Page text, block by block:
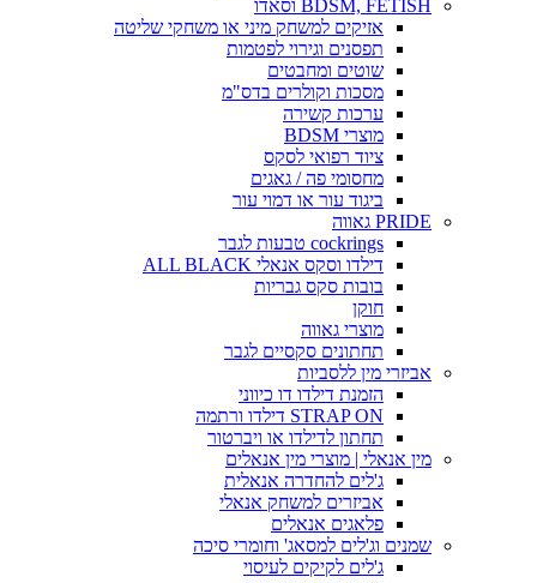
BDSM, FETISH וסאדו
אזיקים למשחק מיני או משחקי שליטה
תפסנים וגירוי לפטמות
שוטים ומחבטים
מסכות וקולרים בדס"מ
ערכות קשירה
מוצרי BDSM
ציוד רפואי לסקס
מחסומי פה / גאגים
ביגוד עור או דמוי עור
PRIDE גאווה
cockrings טבעות לגבר
דילדו וסקס אנאלי ALL BLACK
בובות סקס גבריות
חוקן
מוצרי גאווה
תחתונים סקסיים לגבר
אביזרי מין ללסביות
הזמנת דילדו דו כיווני
STRAP ON דילדו ורתמה
תחתון לדילדו או ויברטור
מין אנאלי | מוצרי מין אנאלים
ג'לים להחדרה אנאלית
אביזרים למשחק אנאלי
פלאגים אנאלים
שמנים וג'לים למסאג' וחומרי סיכה
ג'לים לקיקים לעיסוי